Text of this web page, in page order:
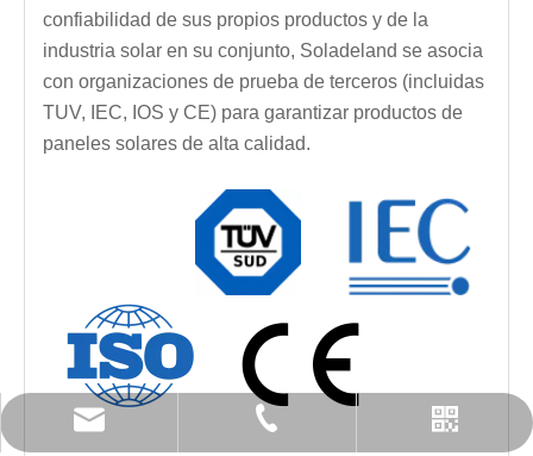
confiabilidad de sus propios productos y de la
industria solar en su conjunto, Soladeland se asocia
con organizaciones de prueba de terceros (incluidas
TUV, IEC, IOS y CE) para garantizar productos de
paneles solares de alta calidad.
info@solardeland.com
+49 1520 6248869
Whatsapp